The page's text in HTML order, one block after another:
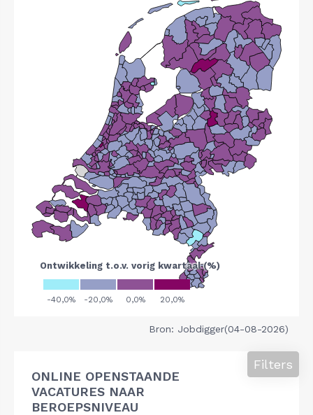
Bron: Jobdigger(04-08-2026)
ONLINE OPENSTAANDE
VACATURES NAAR
BEROEPSNIVEAU
Filters